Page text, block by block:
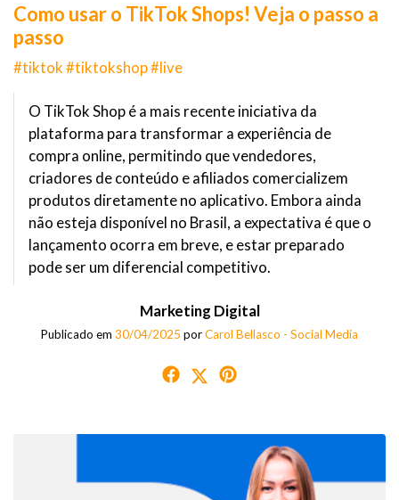
Como usar o TikTok Shops! Veja o passo a
passo
#tiktok #tiktokshop #live
O TikTok Shop é a mais recente iniciativa da
plataforma para transformar a experiência de
compra online, permitindo que vendedores,
criadores de conteúdo e afiliados comercializem
produtos diretamente no aplicativo. Embora ainda
não esteja disponível no Brasil, a expectativa é que o
lançamento ocorra em breve, e estar preparado
pode ser um diferencial competitivo.
Marketing Digital
Publicado em 30/04/2025 porCarol Bellasco - Social Media